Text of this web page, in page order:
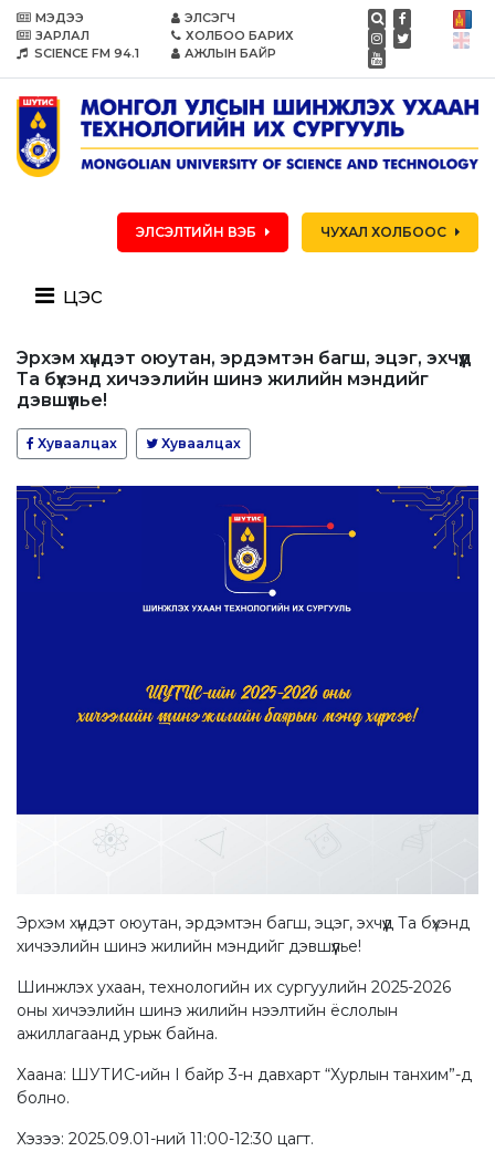
МЭДЭЭ
ЗАРЛАЛ
SCIENCE FM 94.1
ЭЛСЭГЧ
ХОЛБОО БАРИХ
АЖЛЫН БАЙР
ЭЛСЭЛТИЙН ВЭБ ЧУХАЛ ХОЛБООС
цэс
Эрхэм хүндэт оюутан, эрдэмтэн багш, эцэг, эхчүүд
Та бүхэнд хичээлийн шинэ жилийн мэндийг
дэвшүүлье!
Хуваалцах Хуваалцах
Эрхэм хүндэт оюутан, эрдэмтэн багш, эцэг, эхчүүд Та бүхэнд
хичээлийн шинэ жилийн мэндийг дэвшүүлье!
Шинжлэх ухаан, технологийн их сургуулийн 2025-2026
оны хичээлийн шинэ жилийн нээлтийн ёслолын
ажиллагаанд урьж байна.
Хаана: ШУТИС-ийн I байр 3-н давхарт “Хурлын танхим”-д
болно.
Хэзээ: 2025.09.01-ний 11:00-12:30 цагт.